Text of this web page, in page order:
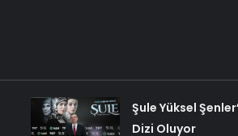
Şule Yüksel
Dizi Oluyor